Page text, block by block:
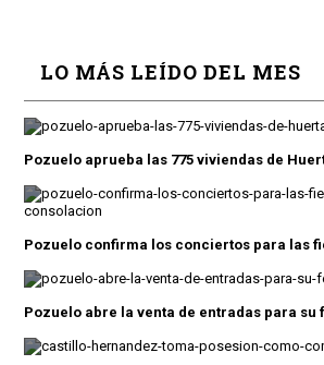
LO MÁS LEÍDO DEL MES
Pozuelo aprueba las 775 viviendas de
Pozuelo confirma los conciertos para las
Pozuelo abre la venta de entradas para su